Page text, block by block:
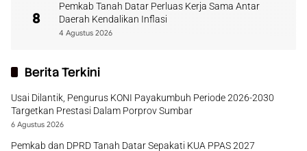
8
Pemkab Tanah Datar Perluas Kerja Sama Antar
Daerah Kendalikan Inflasi
4 Agustus 2026
Berita Terkini
Usai Dilantik, Pengurus KONI Payakumbuh Periode 2026-2030
Targetkan Prestasi Dalam Porprov Sumbar
6 Agustus 2026
Pemkab dan DPRD Tanah Datar Sepakati KUA PPAS 2027